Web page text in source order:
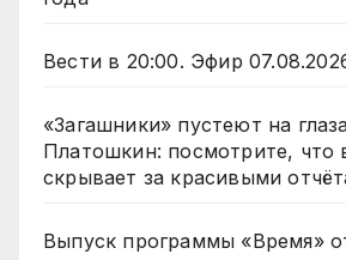
Вести в 20:00. Эфир
«Загашники» пустеют на
Платошкин: посмотрите, что
скрывает за красивыми
Выпуск программы «Время»